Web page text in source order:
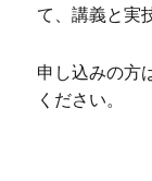
て、講義と実
申し込みの方
ください。